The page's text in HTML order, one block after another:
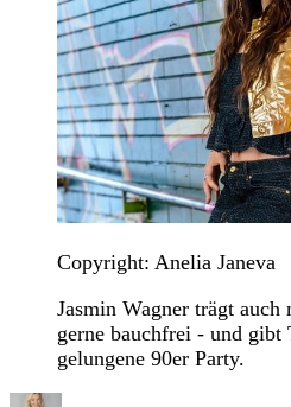
Copyright: Anelia Janeva
Jasmin Wagner trägt auch
gerne bauchfrei - und gibt
gelungene 90er Party.